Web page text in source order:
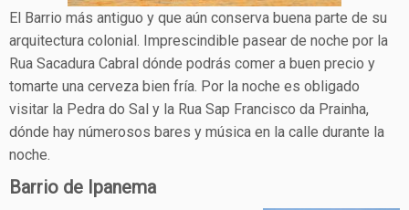
El Barrio más antiguo y que aún conserva buena parte de su
arquitectura colonial. Imprescindible pasear de noche por la
Rua Sacadura Cabral dónde podrás comer a buen precio y
tomarte una cerveza bien fría. Por la noche es obligado
visitar la Pedra do Sal y la Rua Sap Francisco da Prainha,
dónde hay númerosos bares y música en la calle durante la
noche.
Barrio de Ipanema